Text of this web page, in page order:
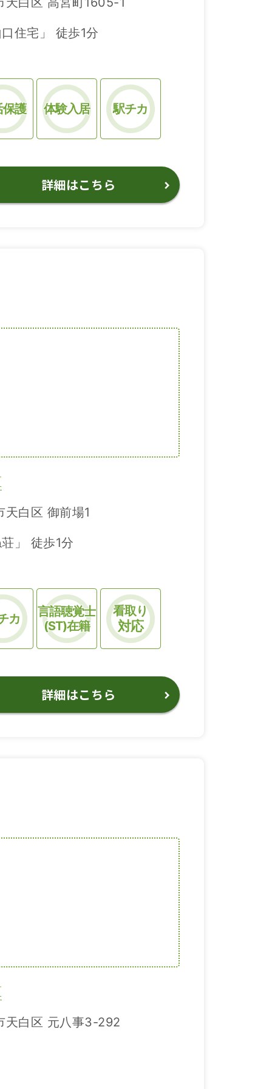
住宅」 徒歩1分
保護 体験入居 駅チカ
詳細はこちら
天白区 御前場1
」 徒歩1分
カ
言語聴覚士
(ST)在籍
看取り
対応
詳細はこちら
天白区 元八事3-292